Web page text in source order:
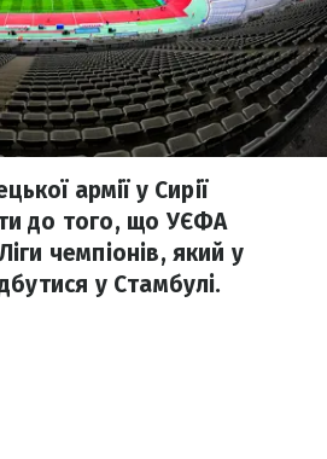
армії у Сирії
до того, що УЄФА
чемпіонів, який у
у Стамбулі.